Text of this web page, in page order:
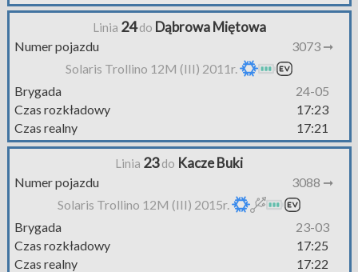
Linia 24do Dąbrowa Miętowa
Numer pojazdu
3073 ➞
Solaris Trollino 12M (III) 2011r.
Brygada
24-05
Czas rozkładowy
17:23
Czas realny
17:21
Linia 23do Kacze Buki
Numer pojazdu
3088 ➞
Solaris Trollino 12M (III) 2015r.
Brygada
23-03
Czas rozkładowy
17:25
Czas realny
17:22